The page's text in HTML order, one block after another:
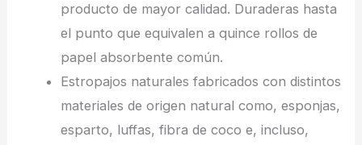
producto de mayor calidad. Duraderas hasta
el punto que equivalen a quince rollos de
papel absorbente común.
Estropajos naturales fabricados con distintos
materiales de origen natural como, esponjas,
esparto, luffas, fibra de coco e, incluso,